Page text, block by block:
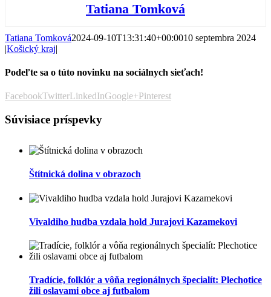
Tatiana Tomková
Tatiana Tomková2024-09-10T13:31:40+00:0010 septembra 2024
|Košický kraj|
Podeľte sa o túto novinku na sociálnych sieťach!
FacebookTwitterLinkedInGoogle+Pinterest
Súvisiace príspevky
Štítnická dolina v obrazoch
Vivaldiho hudba vzdala hold Jurajovi Kazamekovi
Tradície, folklór a vôňa regionálnych špecialít: Plechotice
žili oslavami obce aj futbalom